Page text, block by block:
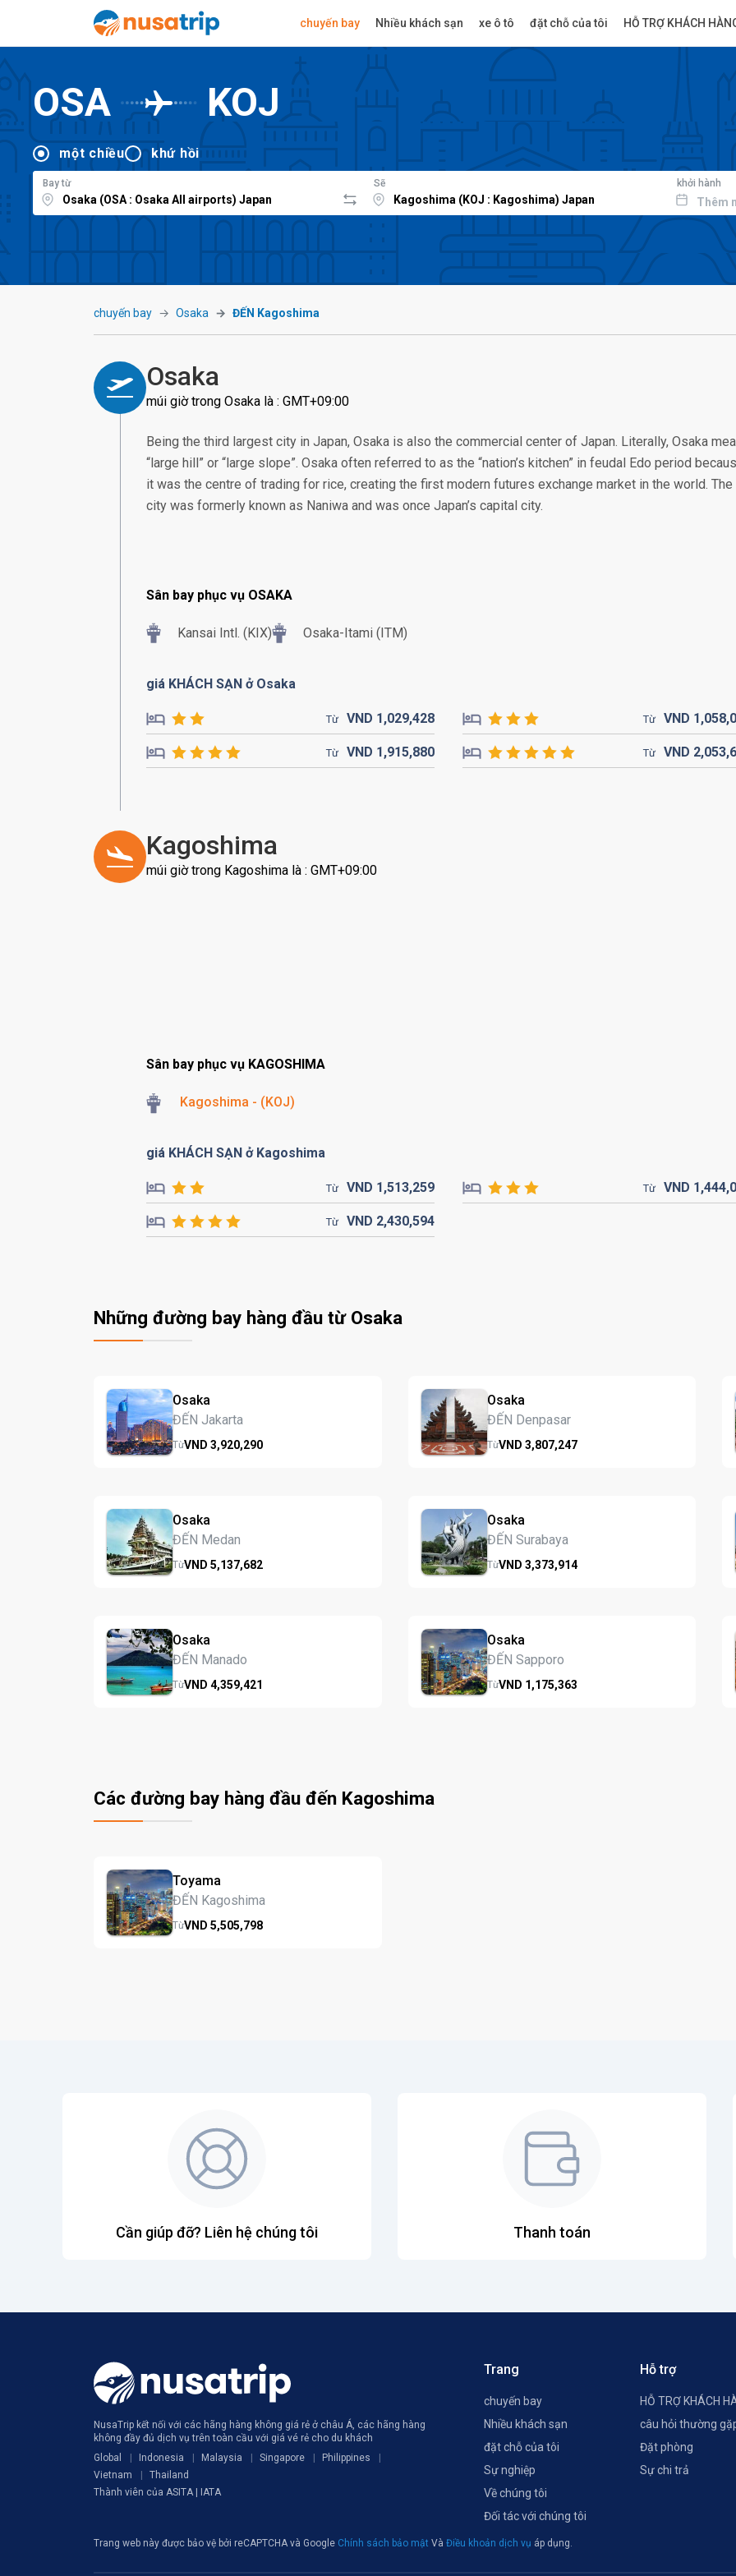
chuyến bay Nhiều khách sạn xe ô tô đặt chỗ của tôi HỖ TRỢ KHÁCH
OSA KOJ
một chiều khứ hồi
Bay từ Sẽ khởi hành
Thêm
chuyến bay Osaka ĐẾN Kagoshima
Osaka
múi giờ trong Osaka là : GMT+09:00
Being the third largest city in Japan, Osaka is also the commercial center of Japan. Literally, Osaka
“large hill” or “large slope”. Osaka often referred to as the “nation’s kitchen” in feudal Edo period
it was the centre of trading for rice, creating the first modern futures exchange market in the world. The
city was formerly known as Naniwa and was once Japan’s capital city.
Sân bay phục vụ OSAKA
Kansai Intl. (KIX) Osaka-Itami (ITM)
giá KHÁCH SẠN ở Osaka
Từ VND 1,029,428 Từ VND 1,058,
Từ VND 1,915,880 Từ VND 2,053,
Kagoshima
múi giờ trong Kagoshima là : GMT+09:00
Sân bay phục vụ KAGOSHIMA
Kagoshima - (KOJ)
giá KHÁCH SẠN ở Kagoshima
Từ VND 1,513,259 Từ VND 1,444,
Từ VND 2,430,594
Những đường bay hàng đầu từ Osaka
Osaka
ĐẾN Jakarta
TừVND 3,920,290
Osaka
ĐẾN Denpasar
TừVND 3,807,247
Osaka
ĐẾN Medan
TừVND 5,137,682
Osaka
ĐẾN Surabaya
TừVND 3,373,914
Osaka
ĐẾN Manado
TừVND 4,359,421
Osaka
ĐẾN Sapporo
TừVND 1,175,363
Các đường bay hàng đầu đến Kagoshima
Toyama
ĐẾN Kagoshima
TừVND 5,505,798
Cần giúp đỡ? Liên hệ chúng tôi Thanh toán
NusaTrip kết nối với các hãng hàng không giá rẻ ở châu Á, các hãng hàng
không đầy đủ dịch vụ trên toàn cầu với giá vé rẻ cho du khách
Global
Indonesia Malaysia Singapore
Philippines
Vietnam
Thailand
Thành viên của ASITA | IATA
Trang
chuyến bay
Nhiều khách sạn
đặt chỗ của tôi
Sự nghiệp
Về chúng tôi
Đối tác với chúng tôi
Hỗ trợ
HỖ TRỢ KHÁCH
câu hỏi thường
Đặt phòng
Sự chi trả
Trang web này được bảo vệ bởi reCAPTCHA và Google Chính sách bảo mật Và Điều khoản dịch vụ áp dụng.